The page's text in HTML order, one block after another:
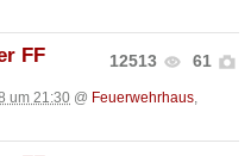
12513 61
FF
um 21:30 @ Feuerwehrhaus